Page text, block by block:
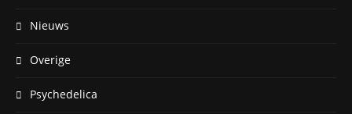
Nieuws
Overige
Psychedelica